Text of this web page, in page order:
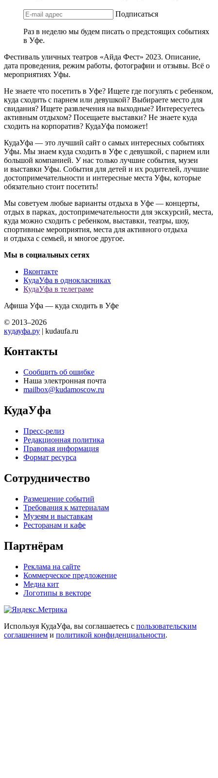
Подписаться
Раз в неделю мы будем писать о предстоящих событиях
в Уфе.
Фестиваль уличных театров «Айда Фест» 2023. Описание,
дата проведения, режим работы, фотографии и отзывы. Всё о
мероприятиях Уфы.
Не знаете что посетить в Уфе? Ищете где погулять с ребенком,
куда сходить с парнем или девушкой? Выбираете место для
свидания? Ищете развлечения на выходные? Интересуетесь
активным отдыхом? Посещаете выставки? Не знаете куда
сходить на корпоратив? КудаУфа поможет!
КудаУфа — это лучший сайт о самых интересных событиях
Уфы. Мы знаем куда сходить в Уфе с девушкой, с парнем или
большой компанией. У нас только лучшие события, музеи
и выставки Уфы. События для детей и их родителей, лучшие
достопримечательности и интересные места Уфы, которые
обязательно стоит посетить!
Мы советуем любые варианты отдыха в Уфе — концерты,
отдых в парках, достопримечательности для экскурсий, места,
куда можно сходить с ребенком, выставки, театры, шоу,
спортивные мероприятия, места для активного отдыха
и отдыха с семьей, и многое другое.
Мы в социальных сетях
Вконтакте
КудаУфа в однокласниках
КудаУфа в телеграме
Афиша Уфа — куда сходить в Уфе
© 2013–2026
кудауфа.ру | kudaufa.ru
Контакты
Сообщить об ошибке
Наша электронная почта
mailbox@kudamoscow.ru
КудаУфа
Пресс-релиз
Редакционная политика
Правовая информация
Формат ресурса
Сотрудничество
Размещение событий
Требования к материалам
Музеям и выставкам
Ресторанам и кафе
Партнёрам
Реклама на сайте
Коммерческое предложение
Медиа кит
Логотипы в векторе
Используя КудаУфа, вы соглашаетесь с пользовательским
соглашением и политикой конфиденциальности.